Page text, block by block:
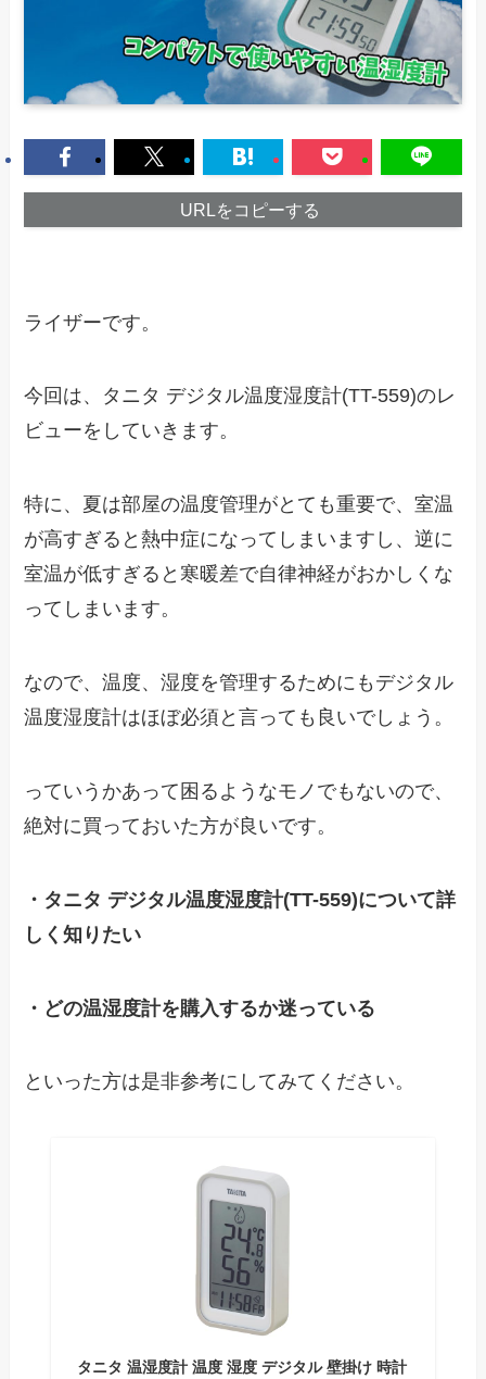
URLをコピーする
ライザーです。
今回は、タニタ デジタル温度湿度計(TT-559)のレ
ビューをしていきます。
特に、夏は部屋の温度管理がとても重要で、室温
が高すぎると熱中症になってしまいますし、逆に
室温が低すぎると寒暖差で自律神経がおかしくな
ってしまいます。
なので、温度、湿度を管理するためにもデジタル
温度湿度計はほぼ必須と言っても良いでしょう。
っていうかあって困るようなモノでもないので、
絶対に買っておいた方が良いです。
・タニタ デジタル温度湿度計(TT-559)について詳
しく知りたい
・どの温湿度計を購入するか迷っている
といった方は是非参考にしてみてください。
タニタ 温湿度計 温度 湿度 デジタル 壁掛け 時計